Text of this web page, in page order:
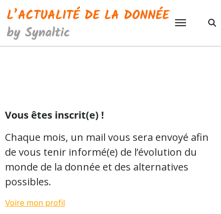
au
contenu
Vous êtes inscrit(e) !
Chaque mois, un mail vous sera envoyé afin
de vous tenir informé(e) de l’évolution du
monde de la donnée et des alternatives
possibles.
Voire mon profil